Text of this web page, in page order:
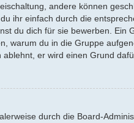
andere können
ihr einfach durch die
du dich für sie bewerben. Ein
warum du in die Gruppe
er wird einen Grund
durch die Board-